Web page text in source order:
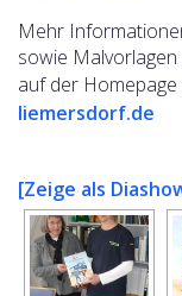
Mehr
sowie
auf der
liemersdorf.de
[Zeige als